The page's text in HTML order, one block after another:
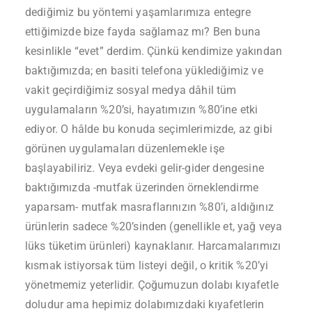
dediğimiz bu yöntemi yaşamlarımıza entegre
ettiğimizde bize fayda sağlamaz mı? Ben buna
kesinlikle “evet” derdim. Çünkü kendimize yakından
baktığımızda; en basiti telefona yüklediğimiz ve
vakit geçirdiğimiz sosyal medya dâhil tüm
uygulamaların %20’si, hayatımızın %80’ine etki
ediyor. O hâlde bu konuda seçimlerimizde, az gibi
görünen uygulamaları düzenlemekle işe
başlayabiliriz. Veya evdeki gelir-gider dengesine
baktığımızda -mutfak üzerinden örneklendirme
yaparsam- mutfak masraflarınızın %80’i, aldığınız
ürünlerin sadece %20’sinden (genellikle et, yağ veya
lüks tüketim ürünleri) kaynaklanır. Harcamalarımızı
kısmak istiyorsak tüm listeyi değil, o kritik %20’yi
yönetmemiz yeterlidir. Çoğumuzun dolabı kıyafetle
doludur ama hepimiz dolabımızdaki kıyafetlerin